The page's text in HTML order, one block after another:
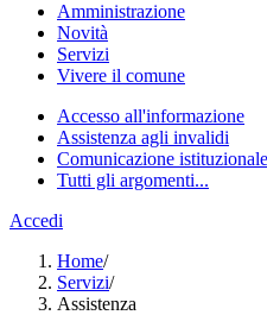
Amministrazione
Novità
Servizi
Vivere il comune
Accesso all'informazione
Assistenza agli invalidi
Comunicazione istituzionale
Tutti gli argomenti...
Accedi
Home/
Servizi/
Assistenza